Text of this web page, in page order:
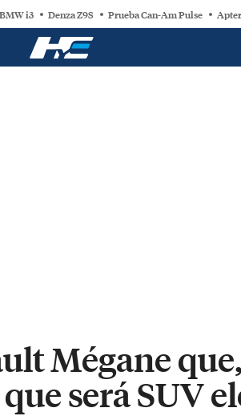
BMW i3 Denza Z9S Prueba Can-Am Pulse
Mégane
será SUV